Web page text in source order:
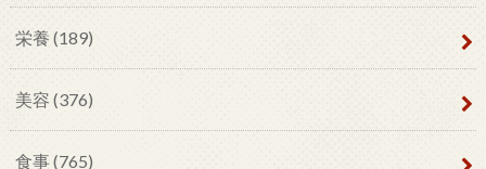
栄養 (189)
美容 (376)
食事(765)